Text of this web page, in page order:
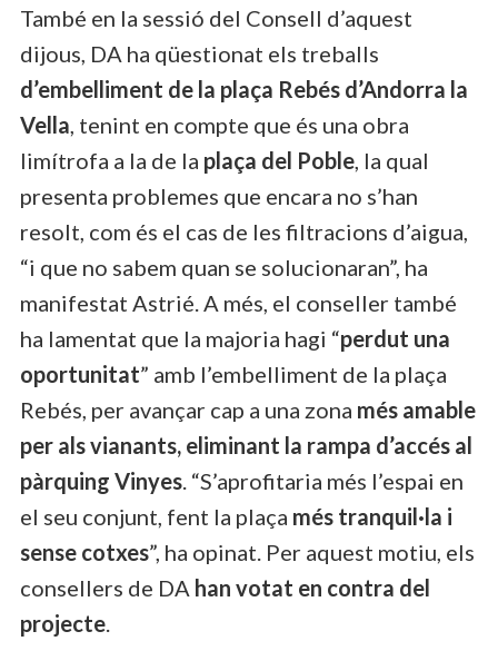
També en la sessió del Consell d’aquest
dijous, DA ha qüestionat els treballs
d’embelliment de la plaça Rebés d’Andorra la
Vella, tenint en compte que és una obra
limítrofa a la de la plaça del Poble, la qual
presenta problemes que encara no s’han
resolt, com és el cas de les filtracions d’aigua,
“i que no sabem quan se solucionaran”, ha
manifestat Astrié. A més, el conseller també
ha lamentat que la majoria hagi “perdut una
oportunitat” amb l’embelliment de la plaça
Rebés, per avançar cap a una zona més amable
per als vianants, eliminant la rampa d’accés al
pàrquing Vinyes. “S’aprofitaria més l’espai en
el seu conjunt, fent la plaça més tranquil·la i
sense cotxes”, ha opinat. Per aquest motiu, els
consellers de DA han votat en contra del
projecte.